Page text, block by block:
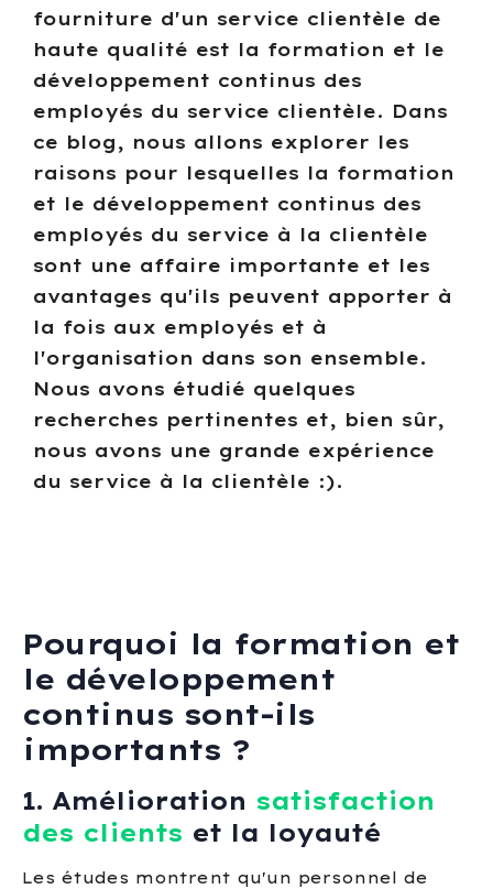
fourniture d'un service clientèle de
haute qualité est la formation et le
développement continus des
employés du service clientèle. Dans
ce blog, nous allons explorer les
raisons pour lesquelles la formation
et le développement continus des
employés du service à la clientèle
sont une affaire importante et les
avantages qu'ils peuvent apporter à
la fois aux employés et à
l'organisation dans son ensemble.
Nous avons étudié quelques
recherches pertinentes et, bien sûr,
nous avons une grande expérience
du service à la clientèle :).
Pourquoi la formation et
le développement
continus sont-ils
importants ?
1. Amélioration satisfaction
des clients et la loyauté
Les études montrent qu'un personnel de